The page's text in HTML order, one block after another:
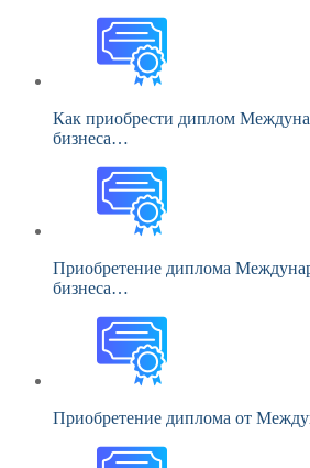
Как приобрести диплом
бизнеса…
Приобретение диплома
бизнеса…
Приобретение диплома от